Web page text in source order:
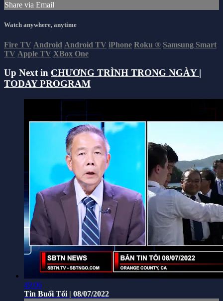
Share via Email
Watch anywhere, anytime
Fire TV Android Android TV iPhone Roku ® Samsung Smart
TV Apple TV XBox One
Up Next in CHƯƠNG TRÌNH TRONG NGÀY |
TODAY PROGRAM
49:06
Tin Buổi Tối | 08/07/2022